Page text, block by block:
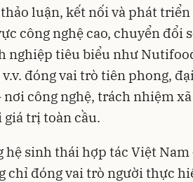
luận, kết nối và phát
công nghệ cao, chuyển đổi
nghiệp tiêu biểu như
v.v. đóng vai trò tiên phong,
nơi công nghệ, trách nhiệm
giá trị toàn cầu.
hệ sinh thái hợp tác Việt
chỉ đóng vai trò người thực